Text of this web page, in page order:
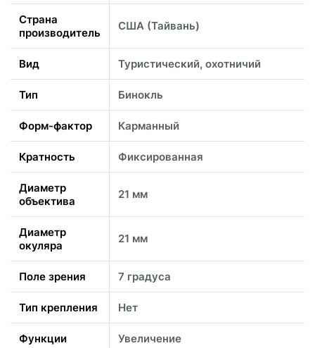
Страна
производитель
США (Тайвань)
Вид Туристический, охотничий
Тип Бинокль
Форм-фактор Карманный
Кратность Фиксированная
Диаметр
объектива
21 мм
Диаметр
окуляра
21 мм
Поле зрения 7 градуса
Тип крепления Нет
Функции Увеличение